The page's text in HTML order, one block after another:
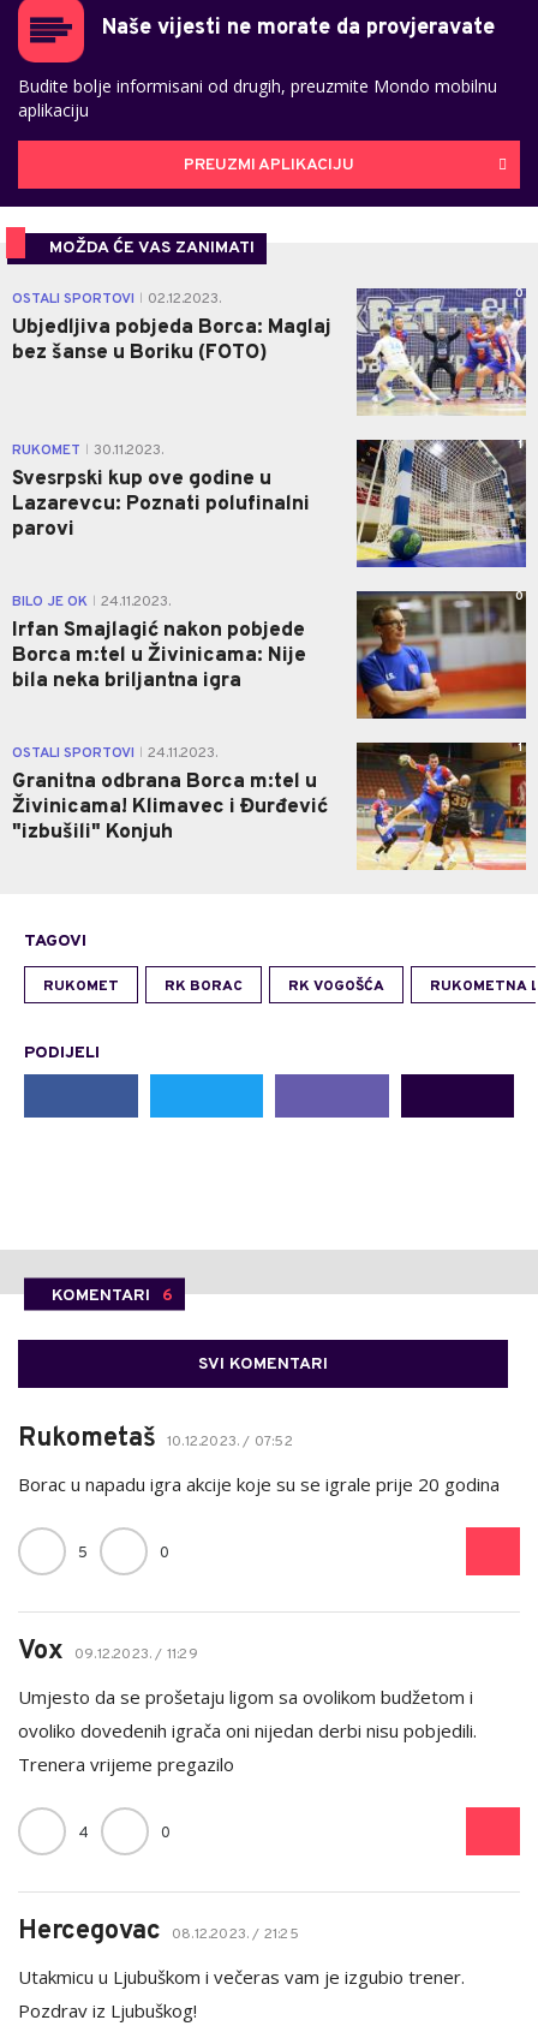
Naše vijesti ne morate da provjeravate
Budite bolje informisani od drugih, preuzmite Mondo mobilnu
aplikaciju
PREUZMI APLIKACIJU
MOŽDA ĆE VAS ZANIMATI
OSTALI SPORTOVI 02.12.2023.
Ubjedljiva pobjeda Borca: Maglaj
bez šanse u Boriku (FOTO)
0
RUKOMET 30.11.2023.
Svesrpski kup ove godine u
Lazarevcu: Poznati polufinalni
parovi
1
BILO JE OK 24.11.2023.
Irfan Smajlagić nakon pobjede
Borca m:tel u Živinicama: Nije
bila neka briljantna igra
0
OSTALI SPORTOVI 24.11.2023.
Granitna odbrana Borca m:tel u
Živinicama! Klimavec i Đurđević
"izbušili" Konjuh
1
TAGOVI
RUKOMET RK BORAC RK VOGOŠĆA RUKOMETNA
PODIJELI
KOMENTARI 6
SVI KOMENTARI
Rukometaš 10.12.2023. / 07:52
Borac u napadu igra akcije koje su se igrale prije 20 godina
5 0
Vox 09.12.2023. / 11:29
Umjesto da se prošetaju ligom sa ovolikom budžetom i
ovoliko dovedenih igrača oni nijedan derbi nisu pobjedili.
Trenera vrijeme pregazilo
4 0
Hercegovac 08.12.2023. / 21:25
Utakmicu u Ljubuškom i večeras vam je izgubio trener.
Pozdrav iz Ljubuškog!